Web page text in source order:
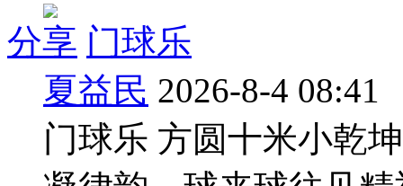
分享 门球乐
夏益民 2026-8-4 08:41
门球乐 方圆十米小乾